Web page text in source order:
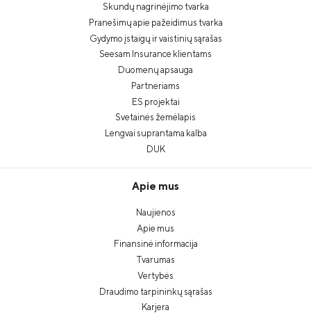
Skundų nagrinėjimo tvarka
Pranešimų apie pažeidimus tvarka
Gydymo įstaigų ir vaistinių sąrašas
Seesam Insurance klientams
Duomenų apsauga
Partneriams
ES projektai
Svetainės žemėlapis
Lengvai suprantama kalba
DUK
Apie mus
Naujienos
Apie mus
Finansinė informacija
Tvarumas
Vertybės
Draudimo tarpininkų sąrašas
Karjera